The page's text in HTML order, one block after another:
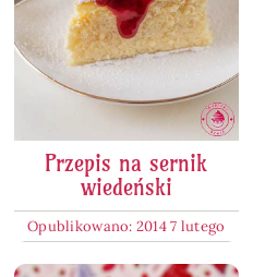
Przepis na sernik
wiedeński
Opublikowano: 2014 7 lutego